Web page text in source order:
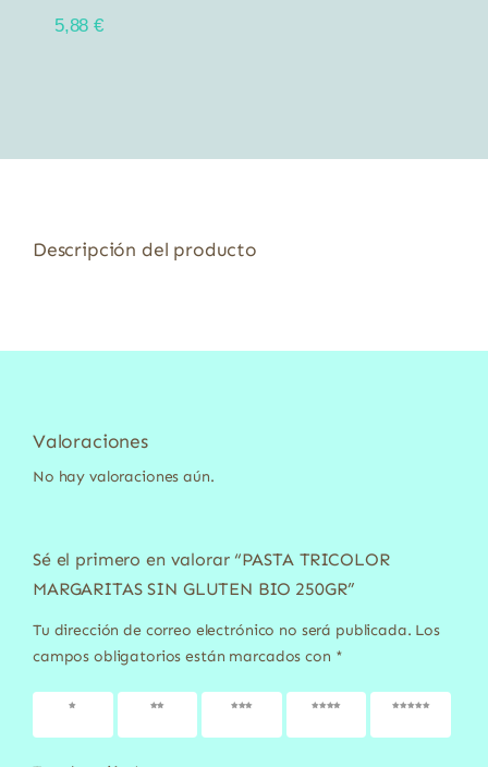
5,88€
Descripción del producto
Valoraciones
No hay valoraciones aún.
Sé el primero en valorar “PASTA TRICOLOR
MARGARITAS SIN GLUTEN BIO 250GR”
Tu dirección de correo electrónico no será publicada. Los
campos obligatorios están marcados con *
1 de 5
2 de 5
3 de 5
4 de 5
5 de 5